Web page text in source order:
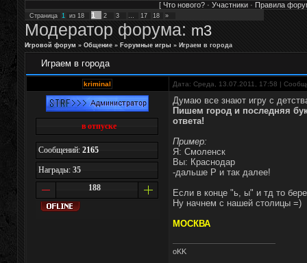
[ Что нового?· Участники· Правила
Страница 1 из 18 1 2 3 … 17 18 »
Модератор форума: m3
Игровой форум » Общение » Fорумные игры » Играем в города
Играем в города
kriminal Дата: Среда, 13.07.2011, 17:58 |
в отпуске
Сообщений: 2165
Награды: 35
188
Думаю все знают игру с
Пишем город и последняя
ответа!
Пример:
Я: Смоленск
Вы: Краснодар
-дальше Р и так далее!
Если в конце "ь, ы" и тд то
Ну начнем с нашей столицы =)
МОСКВА
oKK